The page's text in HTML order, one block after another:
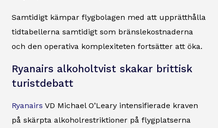
Samtidigt kämpar flygbolagen med att upprätthålla
tidtabellerna samtidigt som bränslekostnaderna
och den operativa komplexiteten fortsätter att öka.
Ryanairs alkoholtvist skakar brittisk
turistdebatt
Ryanairs VD Michael O’Leary intensifierade kraven
på skärpta alkoholrestriktioner på flygplatserna